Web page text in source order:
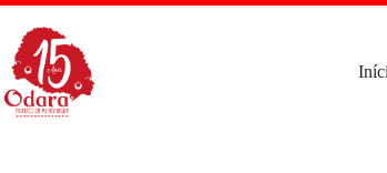
Pular
para
conteúdo